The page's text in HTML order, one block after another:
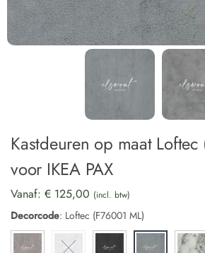
Kastdeuren op maat Loftec
voor IKEA PAX
Vanaf: € 125,00 (incl. btw)
Decorcode: Loftec (F76001 ML)